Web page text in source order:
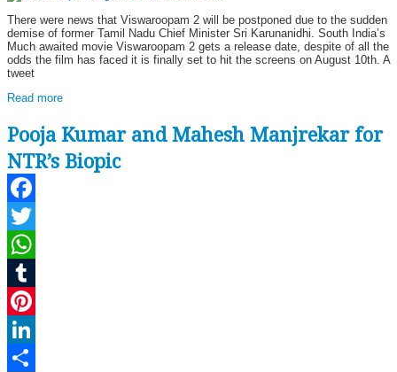
There were news that Viswaroopam 2 will be postponed due to the sudden
demise of former Tamil Nadu Chief Minister Sri Karunanidhi. South India’s
Much awaited movie Viswaroopam 2 gets a release date, despite of all the
odds the film has faced it is finally set to hit the screens on August 10th. A
tweet
Read more
Pooja Kumar and Mahesh Manjrekar for
NTR’s Biopic
Facebook
Twitter
WhatsApp
Tumblr
Pinterest
LinkedIn